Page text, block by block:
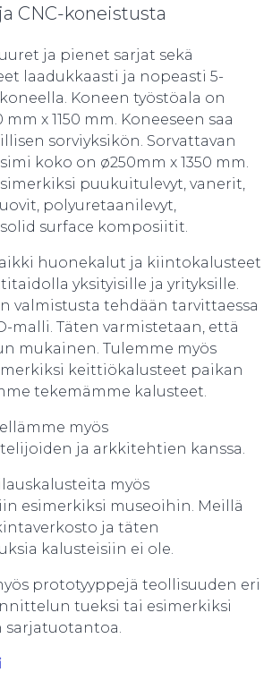
CNC-koneistusta
ja pienet sarjat sekä
laadukkaasti ja nopeasti 5-
Koneen työstöala on
x 1150 mm. Koneeseen saa
sorviyksikön. Sorvattavan
koko on ø250mm x 1350 mm.
puukuitulevyt, vanerit,
polyuretaanilevyt,
surface komposiitit.
huonekalut ja kiintokalusteet
yksityisille ja yrityksille.
valmistusta tehdään tarvittaessa
malli. Täten varmistetaan, että
mukainen. Tulemme myös
keittiökalusteet paikan
tekemämme kalusteet.
myös
ja arkkitehtien kanssa.
myös
esimerkiksi museoihin. Meillä
ja täten
kalusteisiin ei ole.
prototyyppejä teollisuuden eri
tueksi tai esimerkiksi